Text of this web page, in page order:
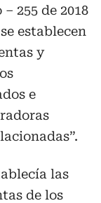
255 de 2018
establecen
y
e
las
de los